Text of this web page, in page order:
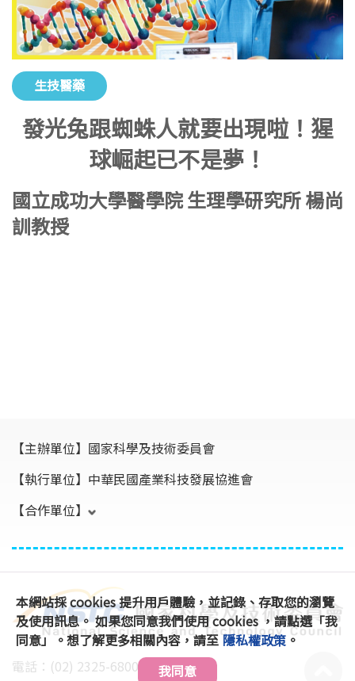
生技醫藥
發光兔跟蜘蛛人就要出現啦！猩
球崛起已不是夢！
國立成功大學醫學院 生理學研究所 楊尚
訓教授
【主辦單位】 國家科學及技術委員會
【執行單位】 中華民國產業科技發展協進會
【合作單位】
電話：(02) 2325-6800 #896、891
本網站採 cookies 提升用戶體驗，並記錄、存取您的瀏覽
及使用訊息。 如果您同意我們使用 cookies ，請點選「我
同意」。想了解更多相關內容，請至 隱私權政策 。
我同意